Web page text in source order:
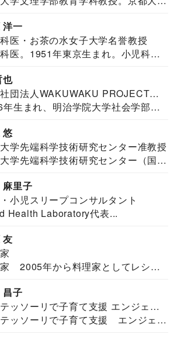
洋一
医・お茶の水女子大学名誉教授
医。1951年東京生まれ。小児科
也
団法人WAKUWAKU PROJECT
代表・言語聴覚士・社会福祉士
年生まれ、明治学院大学社会学部福
悠
学先端科学技術研究センター准教授
学先端科学技術研究センター（国際
麻里子
小児スリープコンサルタント
Health Laboratory代表...
友
2005年から料理家としてレシピ
昌子
ッソーリで子育て支援 エンジェル
ス研究所所長
ッソーリで子育て支援 エンジェル